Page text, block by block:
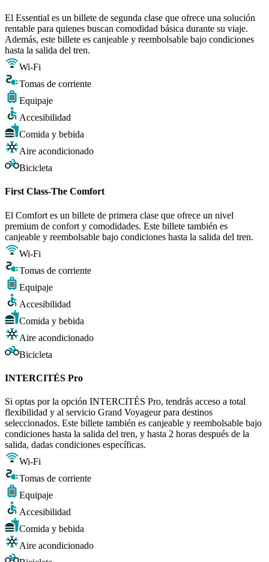
El Essential es un billete de segunda clase que ofrece una solución
rentable para quienes buscan comodidad básica durante su viaje.
Además, este billete es canjeable y reembolsable bajo condiciones
hasta la salida del tren.
Wi-Fi
Tomas de corriente
Equipaje
Accesibilidad
Comida y bebida
Aire acondicionado
Bicicleta
First Class-The Comfort
El Comfort es un billete de primera clase que ofrece un nivel
premium de confort y comodidades. Este billete también es
canjeable y reembolsable bajo condiciones hasta la salida del tren.
Wi-Fi
Tomas de corriente
Equipaje
Accesibilidad
Comida y bebida
Aire acondicionado
Bicicleta
INTERCITÉS Pro
Si optas por la opción INTERCITÉS Pro, tendrás acceso a total
flexibilidad y al servicio Grand Voyageur para destinos
seleccionados. Este billete también es canjeable y reembolsable bajo
condiciones hasta la salida del tren, y hasta 2 horas después de la
salida, dadas condiciones específicas.
Wi-Fi
Tomas de corriente
Equipaje
Accesibilidad
Comida y bebida
Aire acondicionado